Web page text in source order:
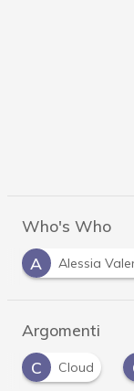
Who's Who
A
Alessia
Argomenti
C
Cloud